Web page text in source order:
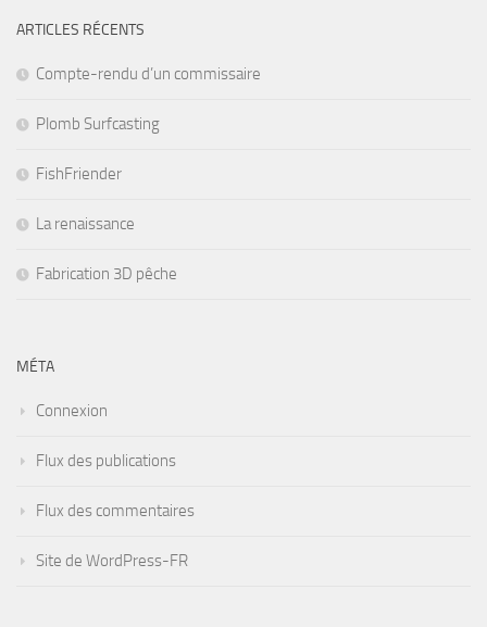
ARTICLES RÉCENTS
Compte-rendu d’un commissaire
Plomb Surfcasting
FishFriender
La renaissance
Fabrication 3D pêche
MÉTA
Connexion
Flux des publications
Flux des commentaires
Site de WordPress-FR